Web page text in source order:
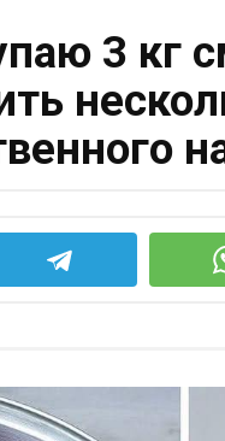
3 кг